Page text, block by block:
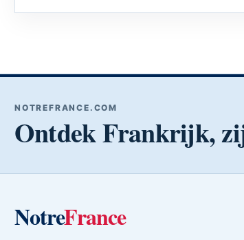
NOTREFRANCE.COM
Ontdek Frankrijk,
NotreFrance